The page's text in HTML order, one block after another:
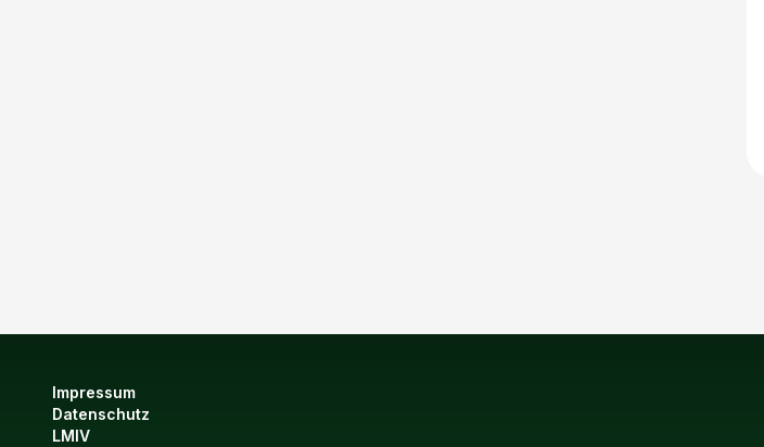
Impressum
Datenschutz
LMIV